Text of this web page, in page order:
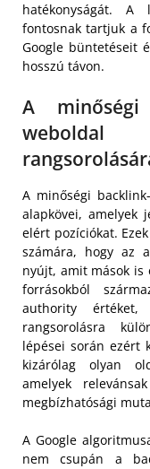
hatékonyságát. A
fontosnak tartjuk a
Google büntetéseit
hosszú távon.
A
A minőségi
alapkövei, amelyek
elért pozíciókat.
számára, hogy az
nyújt, amit mások is
forrásokból
authority
rangsorolásra
lépései során ezért
kizárólag olyan
amelyek
megbízhatósági
A Google
nem csupán a